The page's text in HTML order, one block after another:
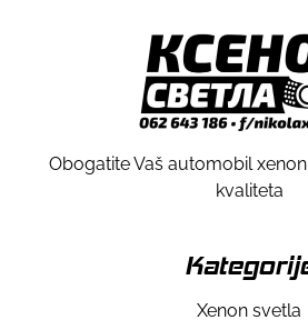
Obogatite Vaš automobil
kvaliteta
Xenon svetla